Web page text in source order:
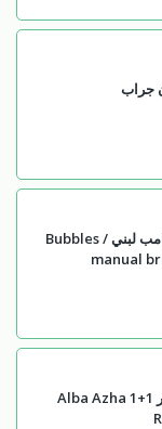
بابلز شفاط ثدي ببرونة بامب لبني / Bubbles
manual
ازهى رول اون أزرق تاخير 1+1 Alba Azha